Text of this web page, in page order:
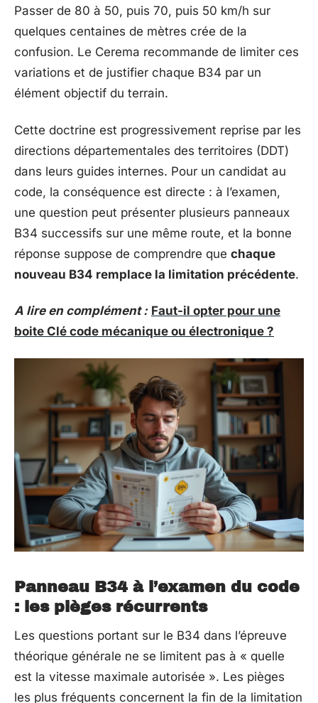
Passer de 80 à 50, puis 70, puis 50 km/h sur
quelques centaines de mètres crée de la
confusion. Le Cerema recommande de limiter ces
variations et de justifier chaque B34 par un
élément objectif du terrain.
Cette doctrine est progressivement reprise par les
directions départementales des territoires (DDT)
dans leurs guides internes. Pour un candidat au
code, la conséquence est directe : à l’examen,
une question peut présenter plusieurs panneaux
B34 successifs sur une même route, et la bonne
réponse suppose de comprendre que chaque
nouveau B34 remplace la limitation précédente.
A lire en complément : Faut-il opter pour une
boite Clé code mécanique ou électronique ?
Panneau B34 à l’examen du code
: les pièges récurrents
Les questions portant sur le B34 dans l’épreuve
théorique générale ne se limitent pas à « quelle
est la vitesse maximale autorisée ». Les pièges
les plus fréquents concernent la fin de la limitation